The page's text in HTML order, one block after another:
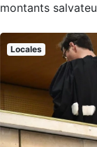
montants
Locales